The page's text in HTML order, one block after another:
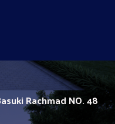
Rachmad NO. 48